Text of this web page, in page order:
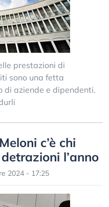
prestazioni di
sono una fetta
di aziende e dipendenti.
c’è chi
l’anno
2024 - 17:25